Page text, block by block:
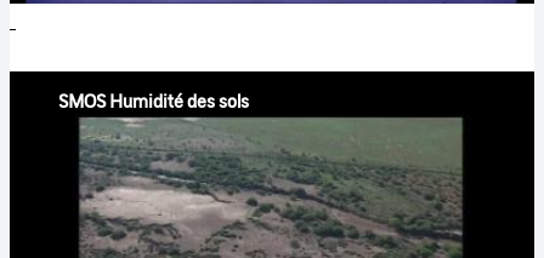
SMOS Humidité des sols